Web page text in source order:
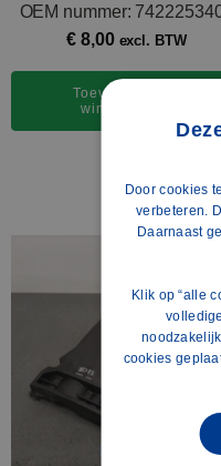
OEM nummer:
€ 8,00 excl. BTW
Toevoegen aan
winkelwagen
Door cookies
verbeteren.
Daarnaast
Klik op “alle
cookies